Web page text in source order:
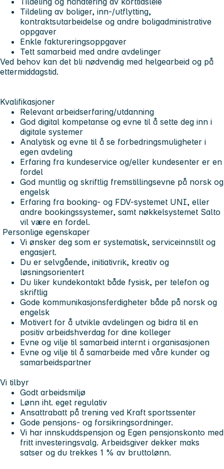
Tildeling av boliger, inn-/utflytting,
kontraktsutarbeidelse og andre boligadministrative
oppgaver
Enkle faktureringsoppgaver
Tett samarbeid med andre avdelinger
Ved behov kan det bli nødvendig med helgearbeid og på
ettermiddagstid.
Kvalifikasjoner
Relevant arbeidserfaring/utdanning
God digital kompetanse og evne til å sette deg inn i
digitale systemer
Analytisk og evne til å se forbedringsmuligheter i
egen avdeling
Erfaring fra kundeservice og/eller kundesenter er en
fordel
God muntlig og skriftlig fremstillingsevne på norsk og
engelsk
Erfaring fra booking- og FDV-systemet UNI, eller
andre bookingssystemer, samt nøkkelsystemet Salto
vil være en fordel.
Personlige egenskaper
Vi ønsker deg som er systematisk, serviceinnstilt og
engasjert.
Du er selvgående, initiativrik, kreativ og
løsningsorientert
Du liker kundekontakt både fysisk, per telefon og
skriftlig
Gode kommunikasjonsferdigheter både på norsk og
engelsk
Motivert for å utvikle avdelingen og bidra til en
positiv arbeidshverdag for dine kolleger
Evne og vilje til samarbeid internt i organisasjonen
Evne og vilje til å samarbeide med våre kunder og
samarbeidspartner
Vi tilbyr
Godt arbeidsmiljø
Lønn iht. eget regulativ
Ansattrabatt på trening ved Kraft sportssenter
Gode pensjons- og forsikringsordninger.
Vi har innskuddspensjon og Egen pensjonskonto med
fritt investeringsvalg. Arbeidsgiver dekker maks
satser og du trekkes 1 % av bruttolønn.